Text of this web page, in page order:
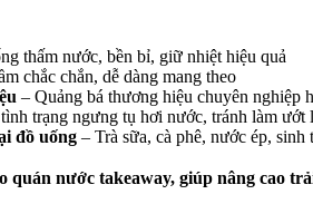
thấm nước, bền bỉ, giữ nhiệt hiệu quả
chắc chắn, dễ dàng mang theo
– Quảng bá thương hiệu chuyên nghiệp
trạng ngưng tụ hơi nước, tránh làm ướt
đồ uống – Trà sữa, cà phê, nước ép,
quán nước takeaway, giúp nâng cao